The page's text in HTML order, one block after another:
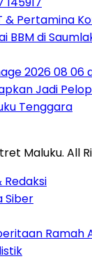
& Pertamina
BBM di
Jadi
Tenggara
Maluku. All
Redaksi
Siber
Ramah